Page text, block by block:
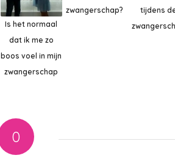
Is het normaal
dat ik me zo
boos voel in mijn
zwangerschap
zwangerschap?
tijdens
0